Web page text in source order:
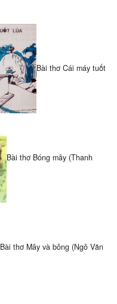
Bài thơ Cái máy tuốt
Bài thơ Bóng mây (Thanh
Bài thơ Mây và bông (Ngô Văn